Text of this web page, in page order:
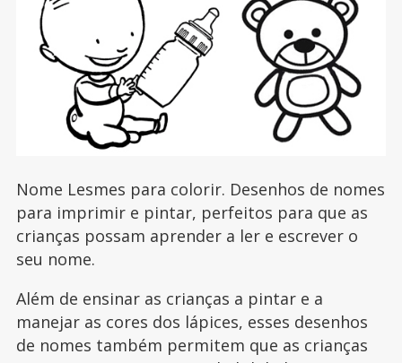
Nome Lesmes para colorir. Desenhos de nomes
para imprimir e pintar, perfeitos para que as
crianças possam aprender a ler e escrever o
seu nome.
Além de ensinar as crianças a pintar e a
manejar as cores dos lápices, esses desenhos
de nomes também permitem que as crianças